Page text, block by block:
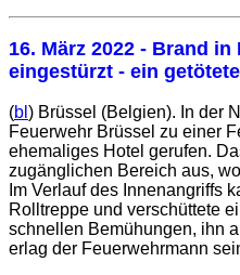
16. März 2022 - Brand in
eingestürzt - ein
(bl ) Brüssel (Belgien). In der
Feuerwehr Brüssel zu einer
ehemaliges Hotel gerufen.
zugänglichen Bereich aus,
Im Verlauf des Innenangriffs
Rolltreppe und verschüttete
schnellen Bemühungen, ihn
erlag der Feuerwehrmann